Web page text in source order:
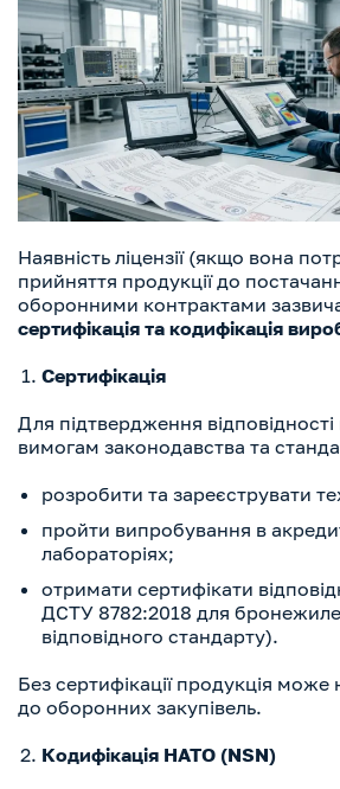
Наявність ліцензії (якщо вона
прийняття продукції до
оборонними контрактами
сертифікація та кодифікація
Сертифікація
Для підтвердження відповідності
вимогам законодавства та
розробити та зареєструвати
пройти випробування в
лабораторіях;
отримати сертифікати
ДСТУ 8782:2018 для
відповідного стандарту).
Без сертифікації продукція
до оборонних закупівель.
Кодифікація НАТО (NSN)